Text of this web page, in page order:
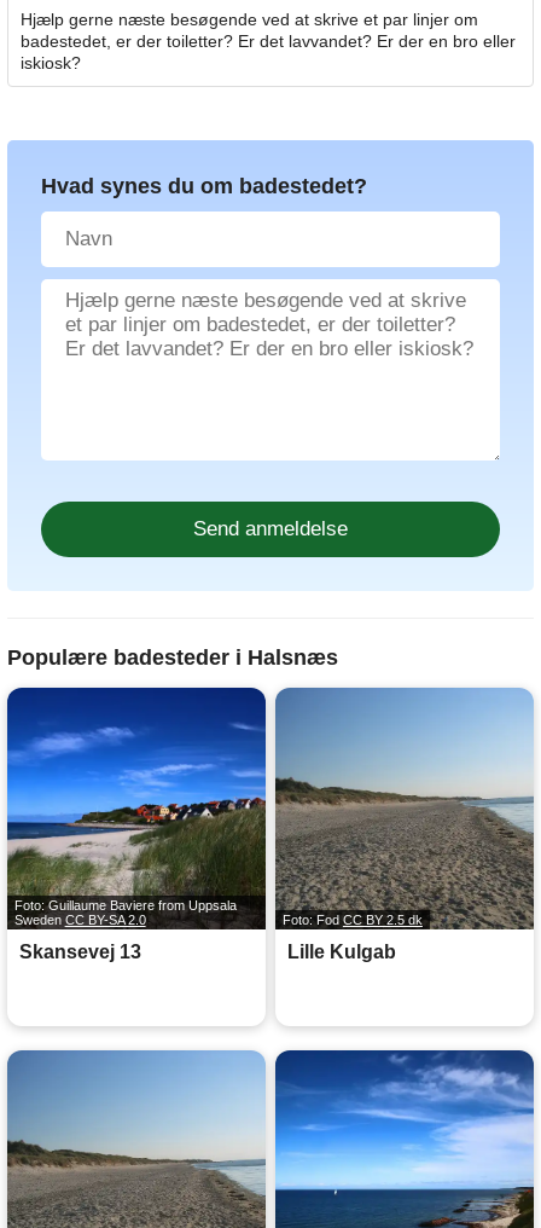
Hjælp gerne næste besøgende ved at skrive et par linjer om
badestedet, er der toiletter? Er det lavvandet? Er der en bro eller
iskiosk?
Hvad synes du om badestedet?
Populære badesteder i Halsnæs
Foto: Guillaume Baviere from Uppsala
Sweden CC BY-SA 2.0
Skansevej 13
Foto: Fod CC BY 2.5 dk
Lille Kulgab